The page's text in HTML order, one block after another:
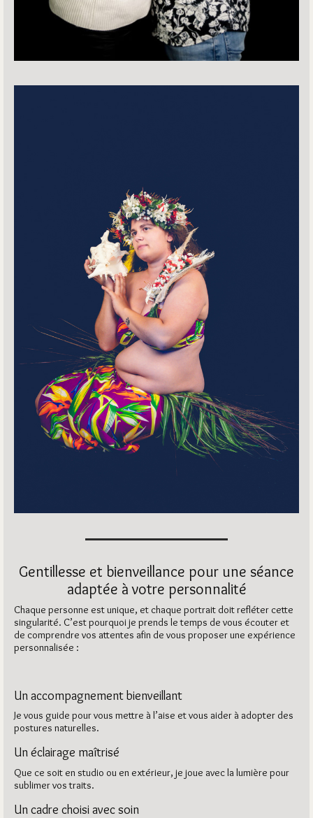
Gentillesse et bienveillance pour une séance
adaptée à votre personnalité
Chaque personne est unique, et chaque portrait doit refléter cette
singularité. C’est pourquoi je prends le temps de vous écouter et
de comprendre vos attentes afin de vous proposer une expérience
personnalisée :
Un accompagnement bienveillant
Je vous guide pour vous mettre à l’aise et vous aider à adopter des
postures naturelles.
Un éclairage maîtrisé
Que ce soit en studio ou en extérieur, je joue avec la lumière pour
sublimer vos traits.
Un cadre choisi avec soin